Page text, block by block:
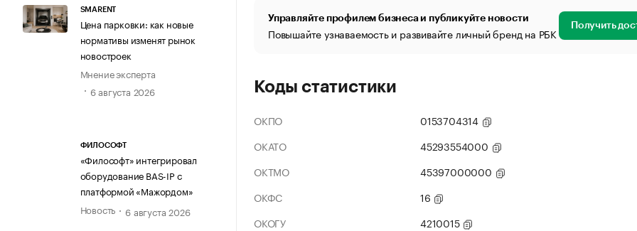
SMARENT
Цена парковки: как новые
нормативы изменят рынок
новостроек
Мнение эксперта
6 августа 2026
ФИЛОСОФТ
«Философт» интегрировал
оборудование BAS-IP с
платформой «Мажордом»
Новость
6 августа 2026
Управляйте профилем бизнеса и публикуйте новости
Повышайте узнаваемость и развивайте личный бренд на РБК Получить
Коды статистики
ОКПО
0153704314
ОКАТО
45293554000
ОКТМО
45397000000
ОКФС
16
ОКОГУ
4210015